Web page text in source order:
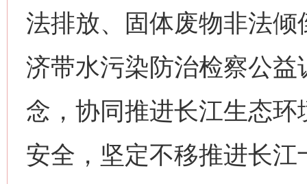
法排放、固体废物非法
济带水污染防治检察公
念，协同推进长江生态
安全，坚定不移推进长